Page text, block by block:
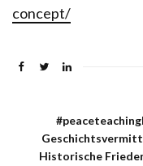
concept/
Historische